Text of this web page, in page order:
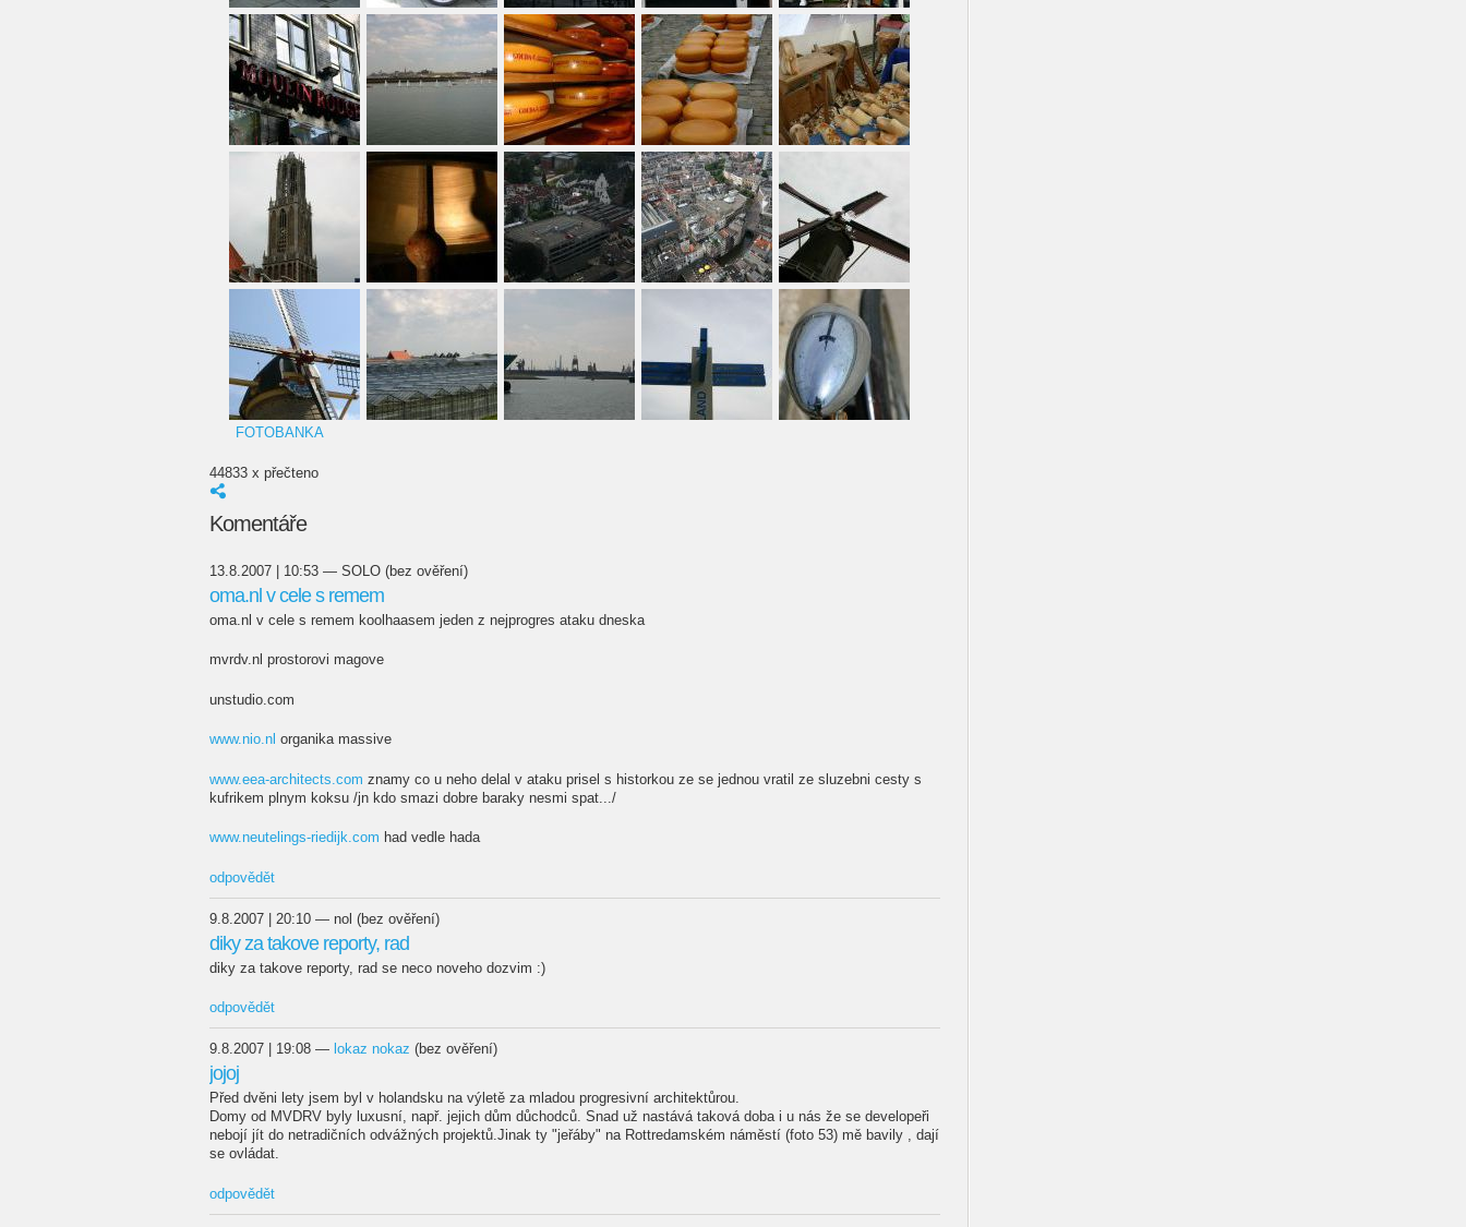
FOTOBANKA
44833 x přečteno
Komentáře
13.8.2007 | 10:53 — SOLO (bez ověření)
oma.nl v cele s remem
oma.nl v cele s remem koolhaasem jeden z nejprogres ataku dneska
mvrdv.nl prostorovi magove
unstudio.com
www.nio.nl organika massive
www.eea-architects.com znamy co u neho delal v ataku prisel s historkou ze se jednou vratil ze sluzebni cesty s
kufrikem plnym koksu /jn kdo smazi dobre baraky nesmi spat.../
www.neutelings-riedijk.com had vedle hada
odpovědět
9.8.2007 | 20:10 — nol (bez ověření)
diky za takove reporty, rad
diky za takove reporty, rad se neco noveho dozvim :)
odpovědět
9.8.2007 | 19:08 — lokaz nokaz (bez ověření)
jojoj
Před dvěni lety jsem byl v holandsku na výletě za mladou progresivní architektůrou.
Domy od MVDRV byly luxusní, např. jejich dům důchodců. Snad už nastává taková doba i u nás že se developeři
nebojí jít do netradičních odvážných projektů.Jinak ty "jeřáby" na Rottredamském náměstí (foto 53) mě bavily , dají
se ovládat.
odpovědět